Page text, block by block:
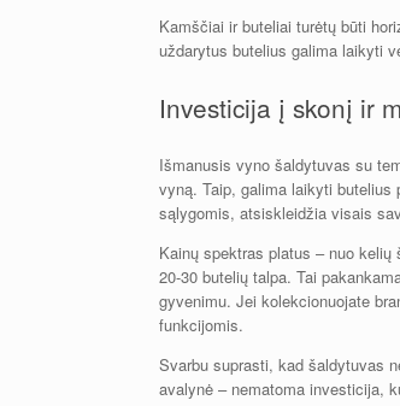
Kamščiai ir buteliai turėtų būti
uždarytus butelius galima laikyti
Investicija į skonį ir
Išmanusis vyno šaldytuvas su
vyną. Taip, galima laikyti
sąlygomis, atsiskleidžia visais
Kainų spektras platus – nuo
20-30 butelių talpa. Tai
gyvenimu. Jei kolekcionuojate
funkcijomis.
Svarbu suprasti, kad šaldytuvas
avalynė – nematoma investicija,